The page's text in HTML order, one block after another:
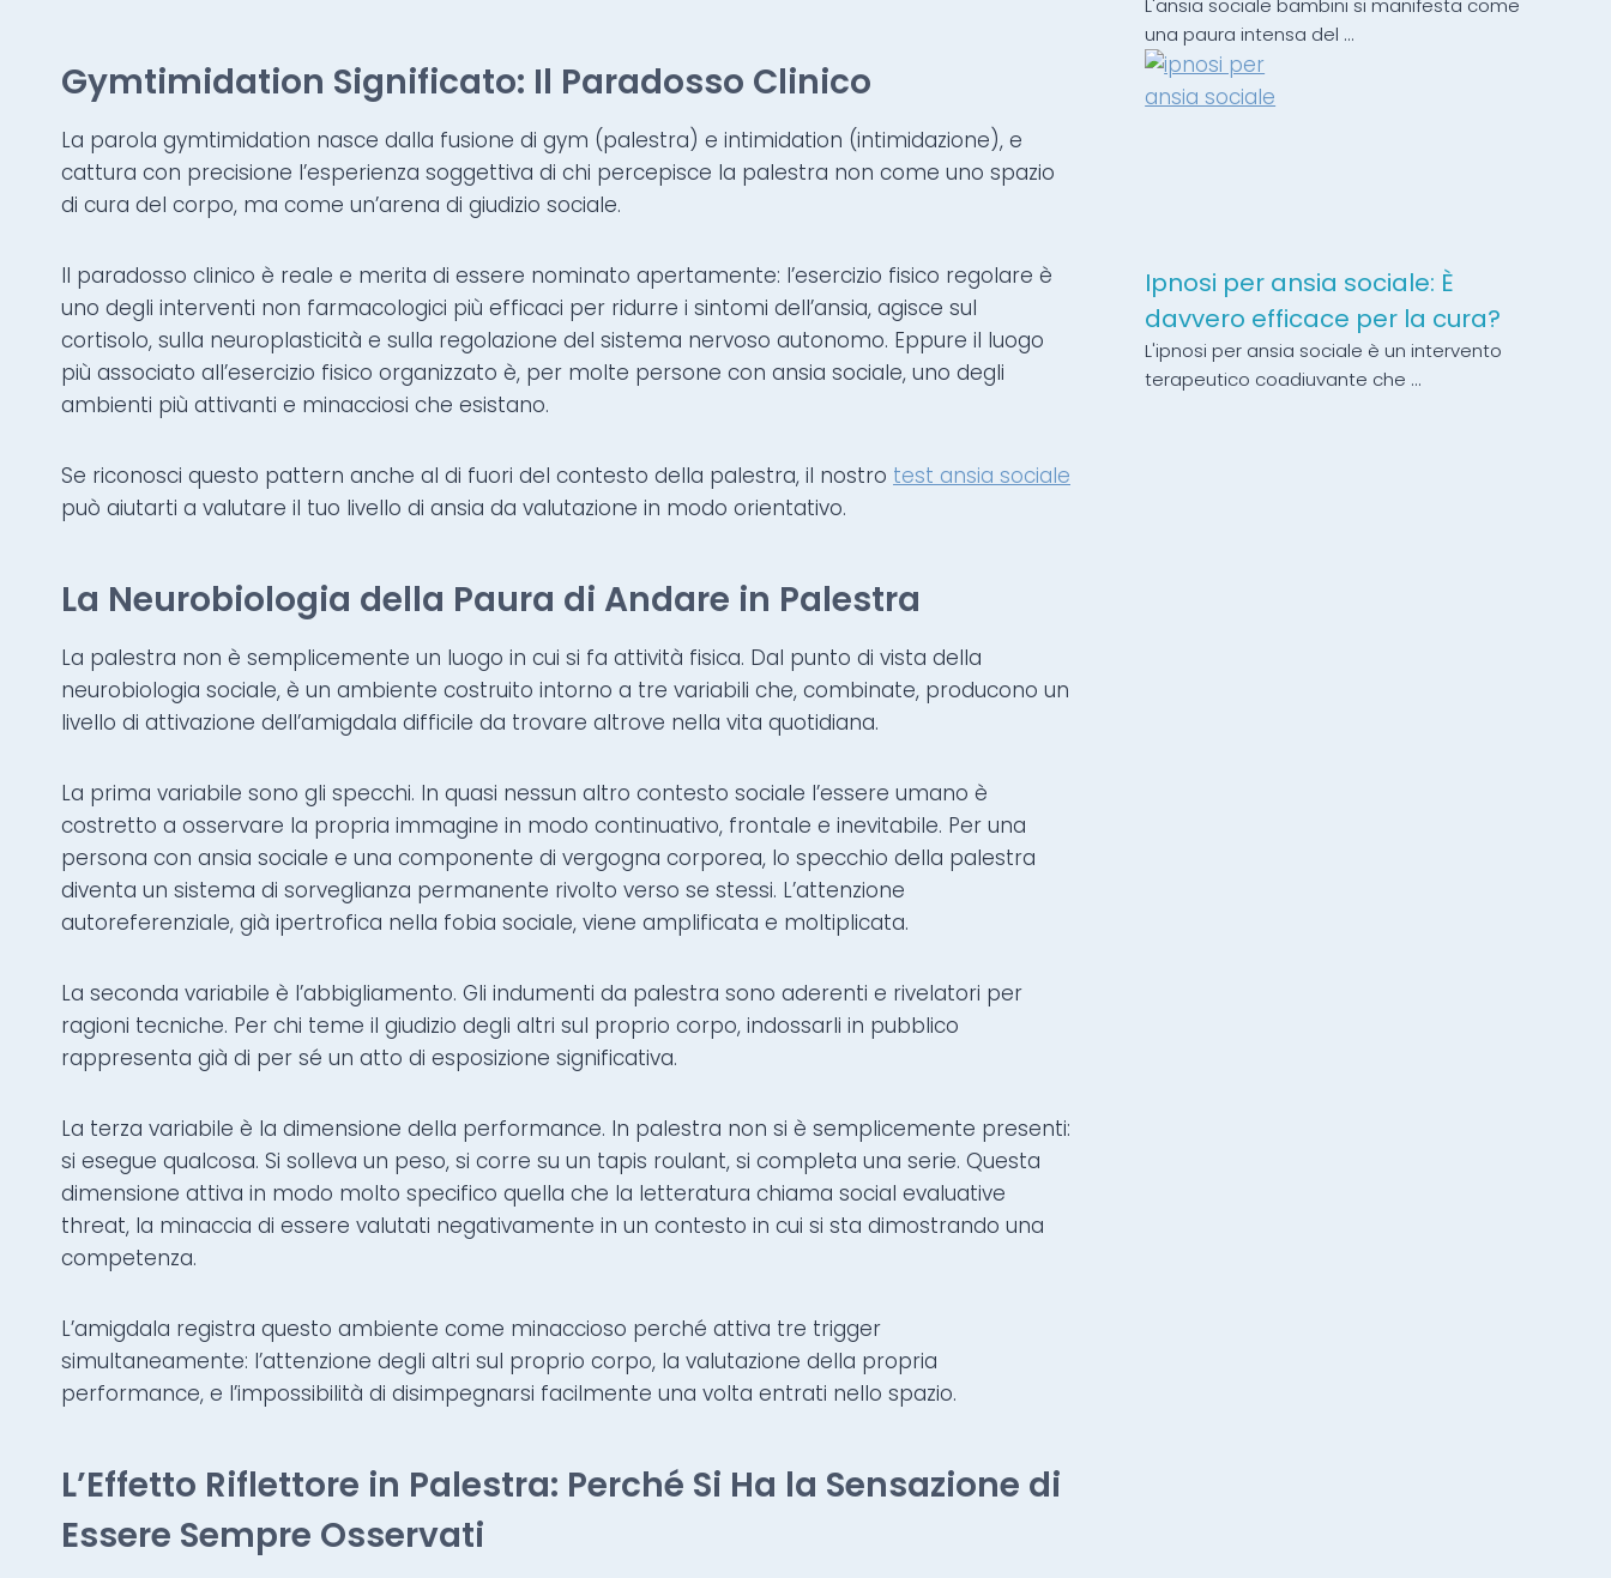
Gymtimidation Significato: Il Paradosso Clinico
La parola gymtimidation nasce dalla fusione di gym (palestra) e intimidation (intimidazione), e
cattura con precisione l’esperienza soggettiva di chi percepisce la palestra non come uno spazio
di cura del corpo, ma come un’arena di giudizio sociale.
Il paradosso clinico è reale e merita di essere nominato apertamente: l’esercizio fisico regolare è
uno degli interventi non farmacologici più efficaci per ridurre i sintomi dell’ansia, agisce sul
cortisolo, sulla neuroplasticità e sulla regolazione del sistema nervoso autonomo. Eppure il luogo
più associato all’esercizio fisico organizzato è, per molte persone con ansia sociale, uno degli
ambienti più attivanti e minacciosi che esistano.
Se riconosci questo pattern anche al di fuori del contesto della palestra, il nostro test ansia sociale
può aiutarti a valutare il tuo livello di ansia da valutazione in modo orientativo.
La Neurobiologia della Paura di Andare in Palestra
La palestra non è semplicemente un luogo in cui si fa attività fisica. Dal punto di vista della
neurobiologia sociale, è un ambiente costruito intorno a tre variabili che, combinate, producono un
livello di attivazione dell’amigdala difficile da trovare altrove nella vita quotidiana.
La prima variabile sono gli specchi. In quasi nessun altro contesto sociale l’essere umano è
costretto a osservare la propria immagine in modo continuativo, frontale e inevitabile. Per una
persona con ansia sociale e una componente di vergogna corporea, lo specchio della palestra
diventa un sistema di sorveglianza permanente rivolto verso se stessi. L’attenzione
autoreferenziale, già ipertrofica nella fobia sociale, viene amplificata e moltiplicata.
La seconda variabile è l’abbigliamento. Gli indumenti da palestra sono aderenti e rivelatori per
ragioni tecniche. Per chi teme il giudizio degli altri sul proprio corpo, indossarli in pubblico
rappresenta già di per sé un atto di esposizione significativa.
La terza variabile è la dimensione della performance. In palestra non si è semplicemente presenti:
si esegue qualcosa. Si solleva un peso, si corre su un tapis roulant, si completa una serie. Questa
dimensione attiva in modo molto specifico quella che la letteratura chiama social evaluative
threat, la minaccia di essere valutati negativamente in un contesto in cui si sta dimostrando una
competenza.
L’amigdala registra questo ambiente come minaccioso perché attiva tre trigger
simultaneamente: l’attenzione degli altri sul proprio corpo, la valutazione della propria
performance, e l’impossibilità di disimpegnarsi facilmente una volta entrati nello spazio.
L’Effetto Riflettore in Palestra: Perché Si Ha la Sensazione di
Essere Sempre Osservati
L'ansia sociale bambini si manifesta come
una paura intensa del ...
Ipnosi per ansia sociale: È
davvero efficace per la cura?
L'ipnosi per ansia sociale è un intervento
terapeutico coadiuvante che ...